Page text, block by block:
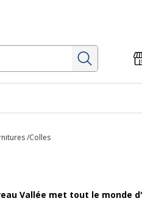
Colles
Vallée met tout le monde